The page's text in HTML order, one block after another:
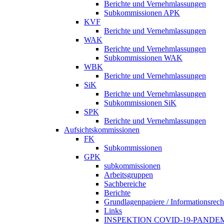
Berichte und Vernehmlassungen
Subkommissionen APK
KVF
Berichte und Vernehmlassungen
WAK
Berichte und Vernehmlassungen
Subkommissionen WAK
WBK
Berichte und Vernehmlassungen
SiK
Berichte und Vernehmlassungen
Subkommissionen SiK
SPK
Berichte und Vernehmlassungen
Aufsichtskommissionen
FK
Subkommissionen
GPK
subkommissionen
Arbeitsgruppen
Sachbereiche
Berichte
Grundlagenpapiere /
Links
INSPEKTION COVID-19-